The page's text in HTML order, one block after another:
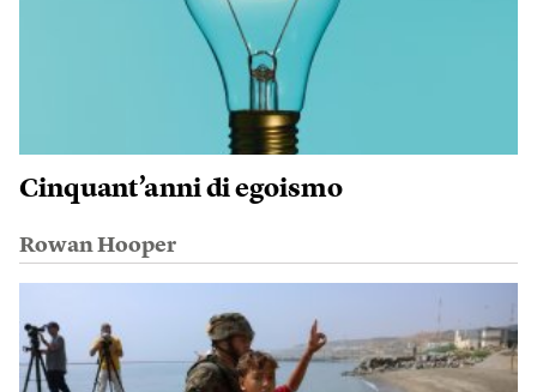
Cinquant’anni di egoismo
Rowan Hooper